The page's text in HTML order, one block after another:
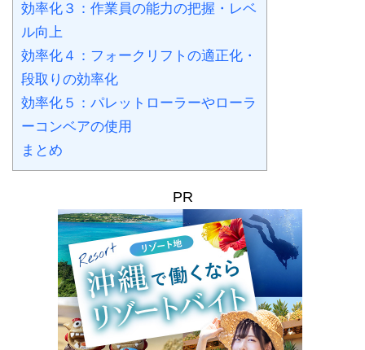
効率化３：作業員の能力の把握・レベ
ル向上
効率化４：フォークリフトの適正化・
段取りの効率化
効率化５：パレットローラーやローラ
ーコンベアの使用
まとめ
PR